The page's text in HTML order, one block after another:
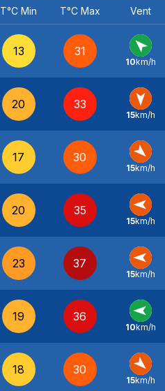
T°C Min T°C Max Vent
13 31
SE -
10km/h
20 33
N -
15km/h
17 30
NO
15km/h
20 35
E -
15km/h
23 37
E -
15km/h
19 36
E -
10km/h
18 30
NO
15km/h